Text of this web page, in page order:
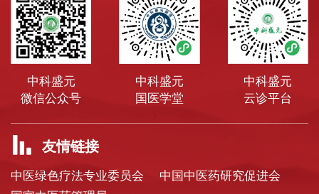
中科盛元
微信公众号
中科盛元
国医学堂
中科盛元
云诊平台
友情链接
中医绿色疗法专业委员会
中国中医药研究促进会